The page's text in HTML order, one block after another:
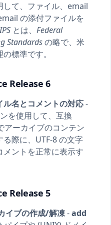
して、ファイル、email
の添付ファイルを
とは、 Federal
Standardsの略で、米
標準です。
Release 6
ル名とコメントの対応-
を使用して、互換
アーカイブのコンテン
際に、UTF-8 の文字
メントを正常に表示す
Release 5
イブの作成/解凍-add